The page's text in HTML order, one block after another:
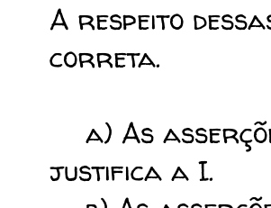
A respeito
correta.
a) As
justifica a I.